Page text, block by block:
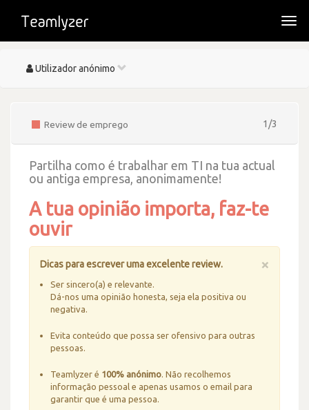
Toggle
Utilizador anónimo
Review de emprego 1/3
Partilha como é trabalhar em TI na tua actual
ou antiga empresa, anonimamente!
A tua opinião importa, faz-te
ouvir
×
Dicas para escrever uma excelente review.
Ser sincero(a) e relevante.
Dá-nos uma opinião honesta, seja ela positiva ou
negativa.
Evita conteúdo que possa ser ofensivo para outras
pessoas.
Teamlyzer é 100% anónimo. Não recolhemos
informação pessoal e apenas usamos o email para
garantir que é uma pessoa.